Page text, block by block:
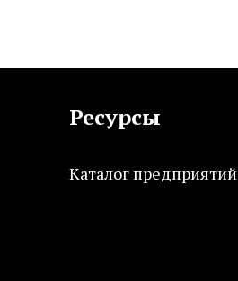
Ресурсы
Каталог предприятий